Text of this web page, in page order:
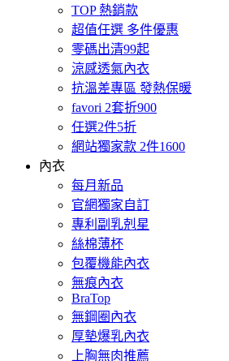
TOP 熱銷款
超值任選 多件優惠
零碼出清99起
涼感透氣內衣
抗溫差專區 發熱保暖
favori 2套折900
任選2件5折
網站獨家款 2件1600
內衣
每月新品
官網獨家自訂
專利副乳剋星
絲棉薄杯
包覆機能內衣
無痕內衣
BraTop
無鋼圈內衣
厚墊爆乳內衣
上胸無肉推薦